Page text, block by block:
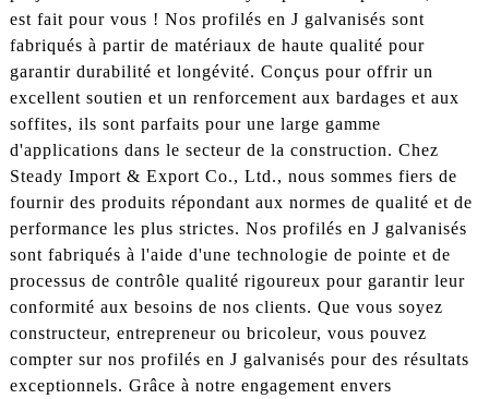
est fait pour vous ! Nos profilés en J galvanisés sont
fabriqués à partir de matériaux de haute qualité pour
garantir durabilité et longévité. Conçus pour offrir un
excellent soutien et un renforcement aux bardages et aux
soffites, ils sont parfaits pour une large gamme
d'applications dans le secteur de la construction. Chez
Steady Import & Export Co., Ltd., nous sommes fiers de
fournir des produits répondant aux normes de qualité et de
performance les plus strictes. Nos profilés en J galvanisés
sont fabriqués à l'aide d'une technologie de pointe et de
processus de contrôle qualité rigoureux pour garantir leur
conformité aux besoins de nos clients. Que vous soyez
constructeur, entrepreneur ou bricoleur, vous pouvez
compter sur nos profilés en J galvanisés pour des résultats
exceptionnels. Grâce à notre engagement envers